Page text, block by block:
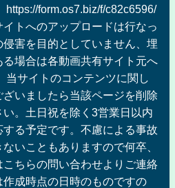
https://form.os7.biz/f/c82c6596/
トへのアップロードは行なっ
害を目的としていません、埋
場合は各動画共有サイト元へ
当サイトのコンテンツに関し
いましたら当該ページを削除
。土日祝を除く3営業日以内
る予定です。不慮による事故
いこともありますので何卒、
ちらの問い合わせよりご連絡
成時点の日時のものですの